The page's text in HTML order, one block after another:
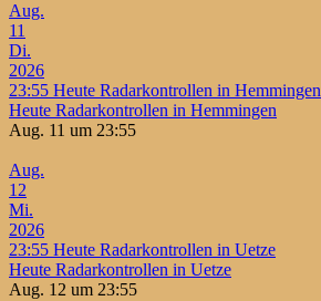
Aug.
11
Di.
2026
23:55 Heute Radarkontrollen in Hemmingen
Heute Radarkontrollen in Hemmingen
Aug. 11 um 23:55
Aug.
12
Mi.
2026
23:55 Heute Radarkontrollen in Uetze
Heute Radarkontrollen in Uetze
Aug. 12 um 23:55